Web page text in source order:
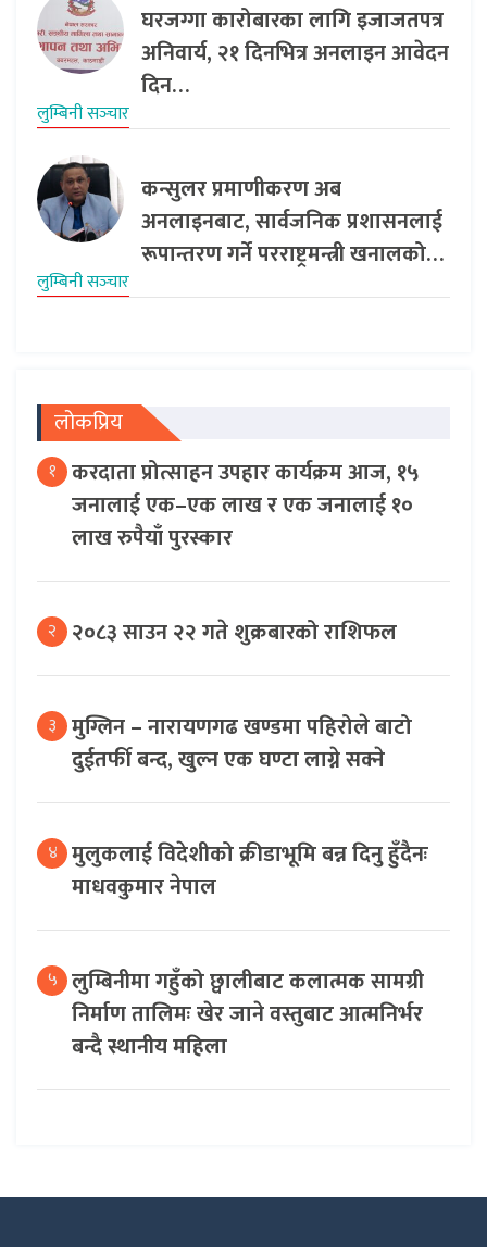
घरजग्गा कारोबारका लागि इजाजतपत्र
अनिवार्य, २१ दिनभित्र अनलाइन आवेदन
दिन…
लुम्बिनी सञ्‍चार
कन्सुलर प्रमाणीकरण अब
अनलाइनबाट, सार्वजनिक प्रशासनलाई
रूपान्तरण गर्ने परराष्ट्रमन्त्री खनालको…
लुम्बिनी सञ्‍चार
लोकप्रिय
१ करदाता प्रोत्साहन उपहार कार्यक्रम आज, १५
जनालाई एक–एक लाख र एक जनालाई १०
लाख रुपैयाँ पुरस्कार
२ २०८३ साउन २२ गते शुक्रबारको राशिफल
३ मुग्लिन – नारायणगढ खण्डमा पहिरोले बाटो
दुईतर्फी बन्द, खुल्न एक घण्टा लाग्ने सक्ने
४ मुलुकलाई विदेशीको क्रीडाभूमि बन्न दिनु हुँदैनः
माधवकुमार नेपाल
५ लुम्बिनीमा गहुँको छ्वालीबाट कलात्मक सामग्री
निर्माण तालिमः खेर जाने वस्तुबाट आत्मनिर्भर
बन्दै स्थानीय महिला